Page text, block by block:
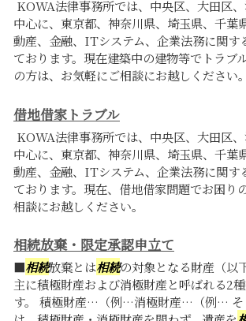
KOWA法律事務所では、中央区、大田区
中心に、東京都、神奈川県、埼玉県、千葉
動産、金融、ITシステム、企業法務に関す
ております。現在建築中の建物等でトラブ
の方は、お気軽にご相談にお越しください。
借地借家トラブル
KOWA法律事務所では、中央区、大田区
中心に、東京都、神奈川県、埼玉県、千葉
動産、金融、ITシステム、企業法務に関す
ております。現在、借地借家問題でお困り
相談にお越しください。
相続放棄・限定承認申立て
■相続放棄とは相続の対象となる財産（以
主に積極財産および消極財産と呼ばれる2
す。 積極財産…（例…消極財産…（例… そ